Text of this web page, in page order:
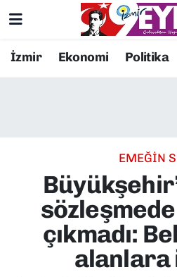
İzmir Ekonomi Politika
EMEĞİN
çıkmadı:
alanlara
Resmi İlanlar
EKONOMİ
KÜLTÜR SANAT
MAGAZİN
Konak Nöbetçi Eczaneler
Süper Lig Puan
Tüm Manşetler
Son Dakika Haberleri
Haber Arşivi